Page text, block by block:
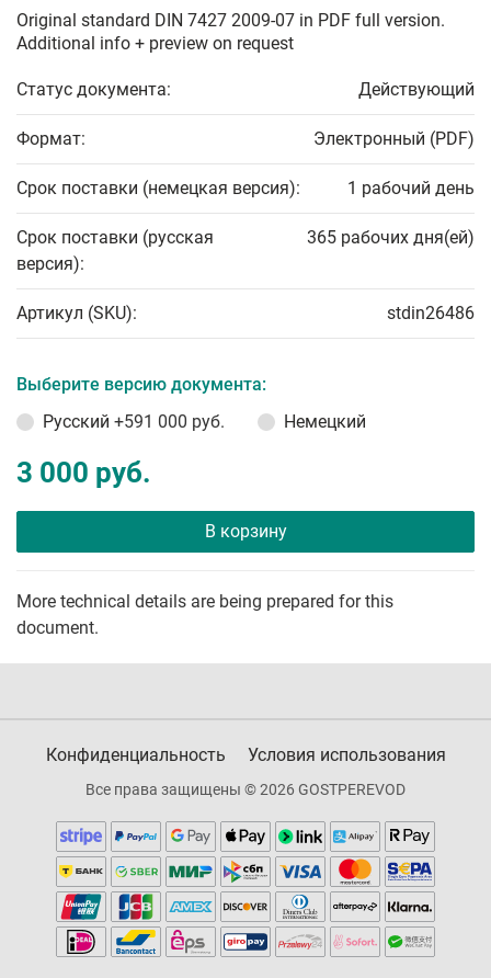
Original standard DIN 7427 2009-07 in PDF full version.
Additional info + preview on request
Статус документа: Действующий
Формат: Электронный (PDF)
Срок поставки (немецкая версия): 1 рабочий день
Срок поставки (русская
версия):
365 рабочих дня(ей)
Артикул (SKU): stdin26486
Выберите версию документа:
Русский +591 000 руб. Немецкий
3 000 руб.
В корзину
More technical details are being prepared for this
document.
Конфиденциальность Условия использования
Все права защищены © 2026 GOSTPEREVOD